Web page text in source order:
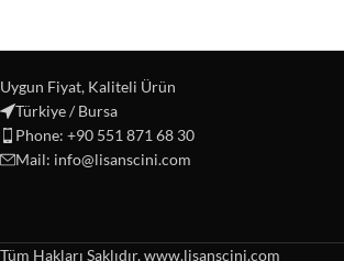
Uygun Fiyat, Kaliteli Ürün
Türkiye / Bursa
Phone: +90 551 871 68 30
Mail: info@lisanscini.com
Tüm Hakları Saklıdır. www.lisanscini.com